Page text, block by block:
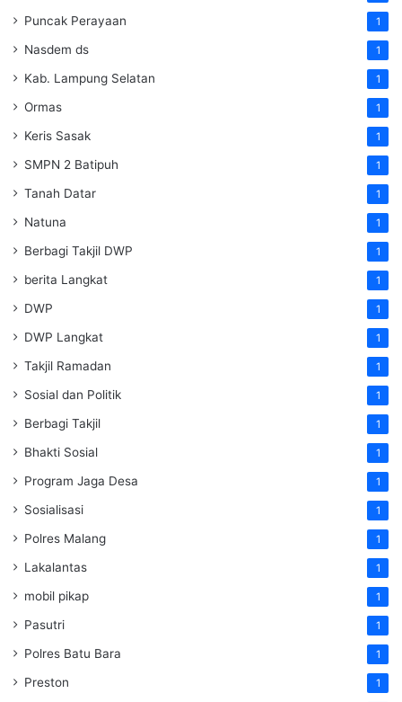
Puncak Perayaan 1
Nasdem ds 1
Kab. Lampung Selatan 1
Ormas 1
Keris Sasak 1
SMPN 2 Batipuh 1
Tanah Datar 1
Natuna 1
Berbagi Takjil DWP 1
berita Langkat 1
DWP 1
DWP Langkat 1
Takjil Ramadan 1
Sosial dan Politik 1
Berbagi Takjil 1
Bhakti Sosial 1
Program Jaga Desa 1
Sosialisasi 1
Polres Malang 1
Lakalantas 1
mobil pikap 1
Pasutri 1
Polres Batu Bara 1
Preston 1